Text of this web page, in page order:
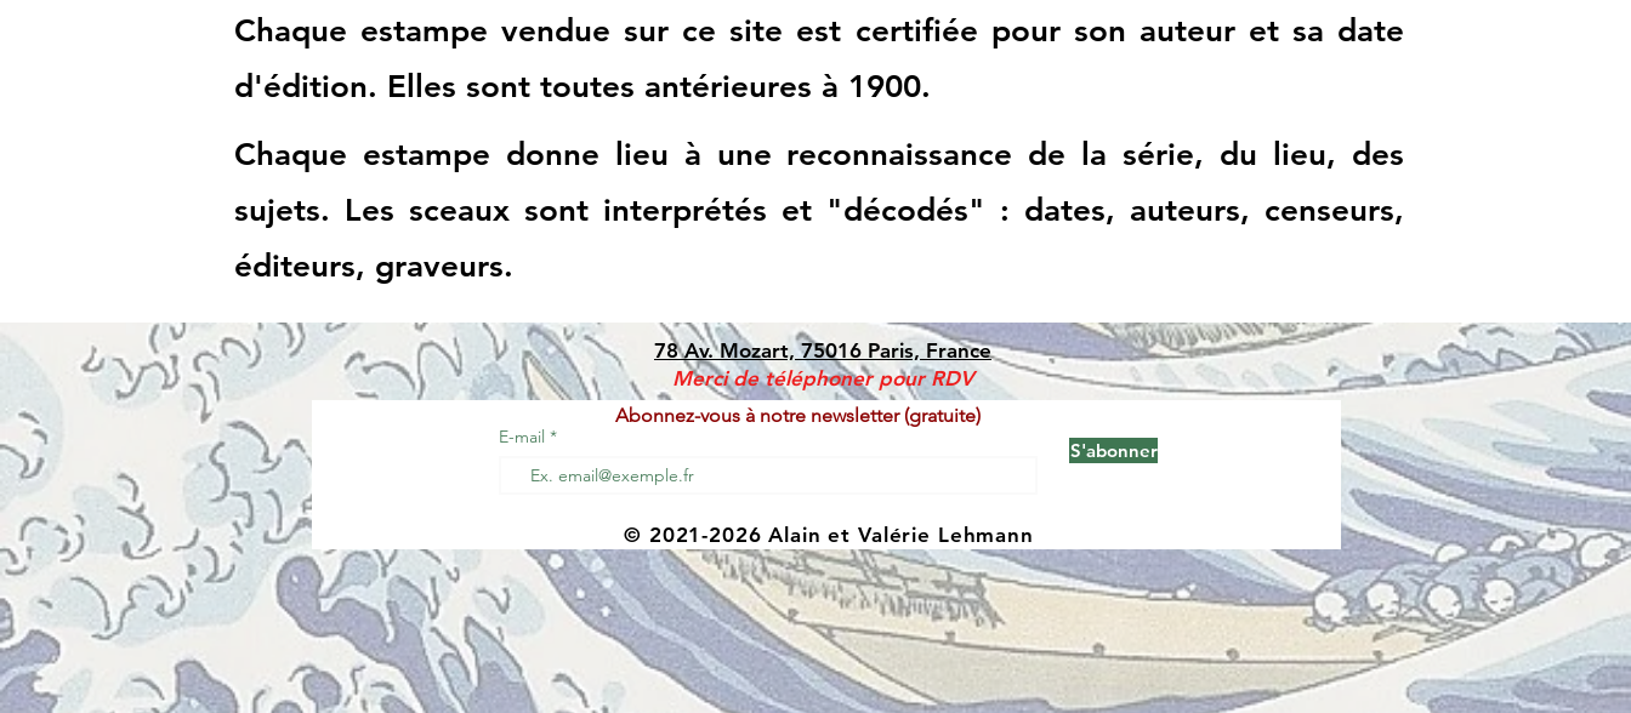
Chaque estampe vendue sur ce site est certifiée pour son auteur et sa date
d'édition. Elles sont toutes antérieures à 1900.
Chaque estampe donne lieu à une reconnaissance de la série, du lieu, des
sujets. Les sceaux sont interprétés et "décodés" : dates, auteurs, censeurs,
éditeurs, graveurs.
78 Av. Mozart, 75016 Paris, France
Merci de téléphoner pour RDV
Abonnez-vous à notre newsletter (gratuite)
E-mail
S'abonner
© 2021-2026 Alain et Valérie Lehmann